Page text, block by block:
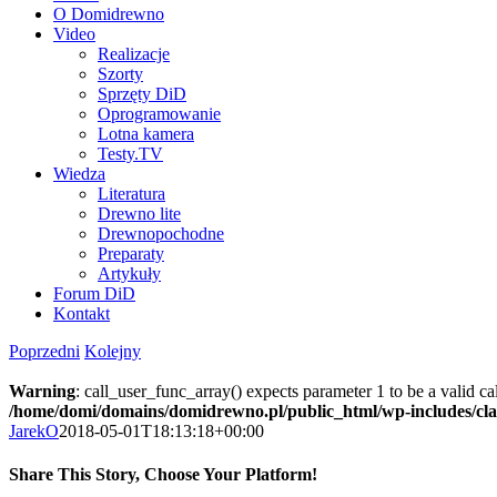
O Domidrewno
Video
Realizacje
Szorty
Sprzęty DiD
Oprogramowanie
Lotna kamera
Testy.TV
Wiedza
Literatura
Drewno lite
Drewnopochodne
Preparaty
Artykuły
Forum DiD
Kontakt
Poprzedni Kolejny
Warning: call_user_func_array() expects parameter 1 to be a valid
/home/domi/domains/domidrewno.pl/public_html/wp-includes/
JarekO2018-05-01T18:13:18+00:00
Share This Story, Choose Your Platform!